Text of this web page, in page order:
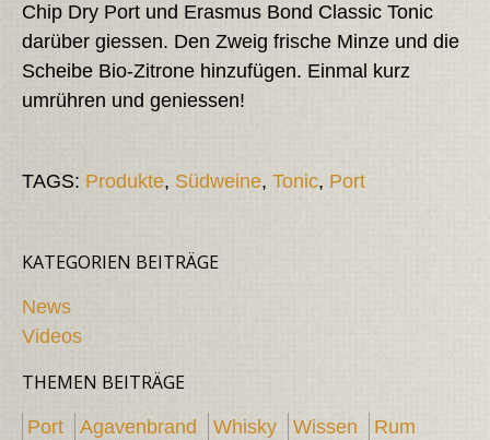
Chip Dry Port und Erasmus Bond Classic Tonic
darüber giessen. Den Zweig frische Minze und die
Scheibe Bio-Zitrone hinzufügen. Einmal kurz
umrühren und geniessen!
TAGS: Produkte, Südweine, Tonic, Port
KATEGORIEN BEITRÄGE
News
Videos
THEMEN BEITRÄGE
Port Agavenbrand Whisky Wissen
Rum